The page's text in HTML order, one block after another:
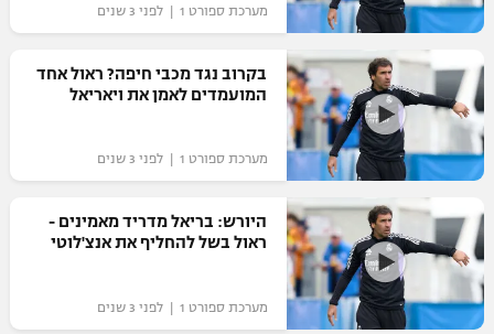
מערכת ספורט 1 | לפני 3 שנים
בקרוב נגד מכבי חיפה? ראול אחד
המועמדים לאמן את ויאריאל
מערכת ספורט 1 | לפני 3 שנים
היורש: בריאל מדריד מאמינים -
ראול בשל להחליף את אנצ'לוטי
מערכת ספורט 1 | לפני 3 שנים